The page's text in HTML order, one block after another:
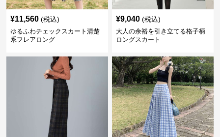
¥11,560 (税込)
ゆるふわチェックスカート清楚
系フレアロング
¥9,040 (税込)
大人の余裕を引き立てる格子柄
ロングスカート